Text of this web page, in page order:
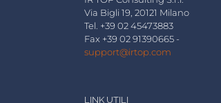
Via Bigli 19, 20121 Milano
Tel. +39 02 45473883
Fax +39 02 91390665 -
support@irtop.com
LINK UTILI